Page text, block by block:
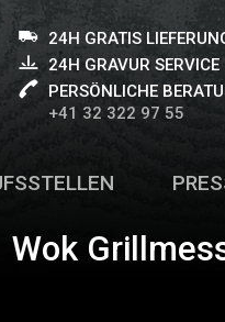
24H GRATIS
24H GRAVUR SERVICE
PERSÖNLICHE
+41 32 322 97 55
Wok